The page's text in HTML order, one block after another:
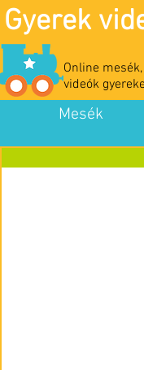
Gyerek
Online
videók
Mesék